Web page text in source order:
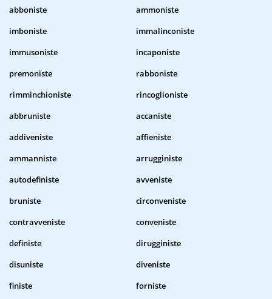
abboniste
ammoniste
imboniste
immalinconiste
immusoniste
incaponiste
premoniste
rabboniste
rimminchioniste
rincoglioniste
abbruniste
accaniste
addiveniste
affieniste
ammanniste
arrugginiste
autodefiniste
avveniste
bruniste
circonveniste
contravveniste
conveniste
definiste
dirugginiste
disuniste
diveniste
finiste
forniste